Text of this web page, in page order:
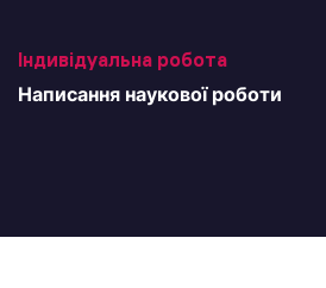
Індивідуальна робота
Написання наукової роботи